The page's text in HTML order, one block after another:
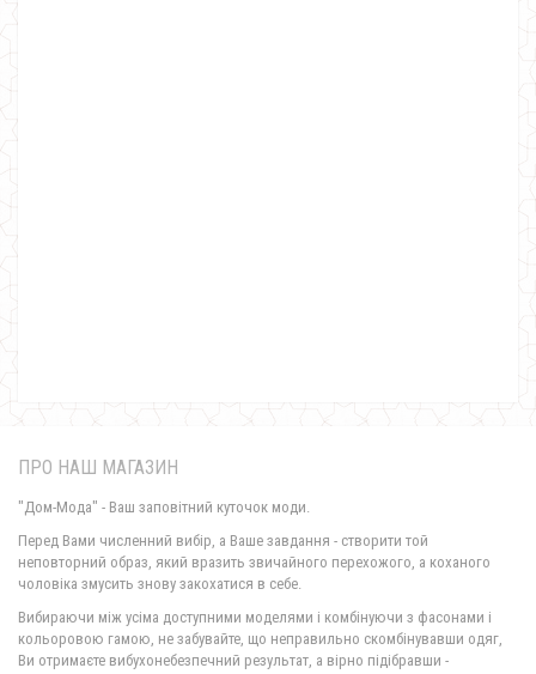
850.00грн.
ПРО НАШ МАГАЗИН
"Дом-Мода" - Ваш заповітний куточок моди.
Перед Вами численний вибір, а Ваше завдання - створити той
неповторний образ, який вразить звичайного перехожого, а коханого
чоловіка змусить знову закохатися в себе.
Вибираючи між усіма доступними моделями і комбінуючи з фасонами і
кольоровою гамою, не забувайте, що неправильно скомбінувавши одяг,
Ви отримаєте вибухонебезпечний результат, а вірно підібравши -